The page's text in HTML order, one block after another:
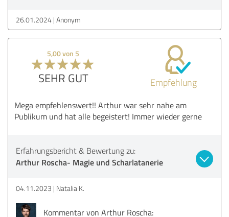
26.01.2024 Anonym
5,00 von 5
SEHR GUT Empfehlung
Mega empfehlenswert!! Arthur war sehr nahe am
Publikum und hat alle begeistert! Immer wieder gerne
Erfahrungsbericht & Bewertung zu:
Arthur Roscha- Magie und Scharlatanerie
04.11.2023 Natalia K.
Kommentar von Arthur Roscha: